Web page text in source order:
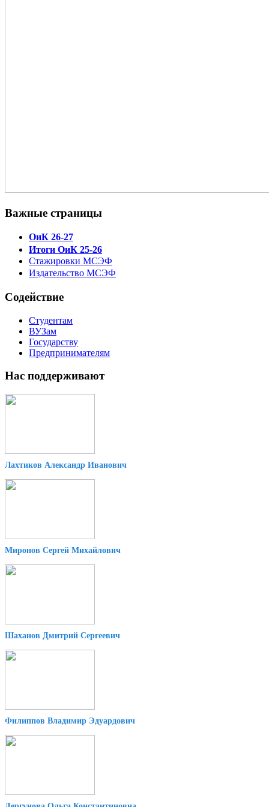
Важные страницы
ОиК 26-27
Итоги ОиК 25-26
Стажировки МСЭФ
Издательство МСЭФ
Содействие
Студентам
ВУЗам
Государству
Предпринимателям
Нас поддерживают
Лахтиков Александр Иванович
Миронов Сергей Михайлович
Шаханов Дмитрий Сергеевич
Филиппов Владимир Эдуардович